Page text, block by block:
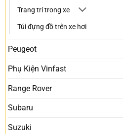
Trang trí trong xe
Túi đựng đồ trên xe hơi
Peugeot
Phụ Kiện Vinfast
Range Rover
Subaru
Suzuki